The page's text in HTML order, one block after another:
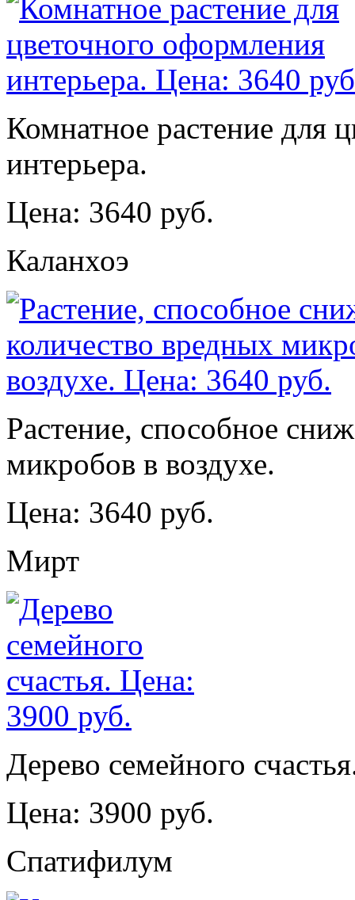
Комнатное растение для
интерьера.
Цена: 3640 руб.
Каланхоэ
Растение, способное
микробов в воздухе.
Цена: 3640 руб.
Мирт
Дерево семейного
Цена: 3900 руб.
Спатифилум